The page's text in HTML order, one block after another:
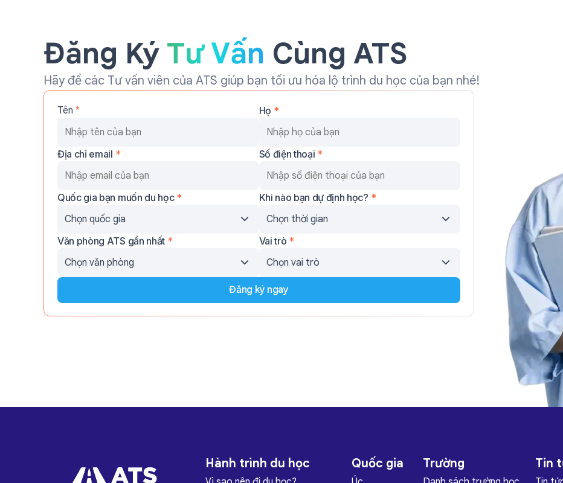
Đăng Ký Tư Vấn Cùng ATS
Hãy để các Tư vấn viên của ATS giúp bạn tối ưu hóa lộ trình du học của bạn nhé!
Tên * Họ *
Địa chỉ email * Số điện thoại *
Quốc gia bạn muốn du học * Khi nào bạn dự định học? *
Văn phòng ATS gần nhất * Vai trò *
Đăng ký ngay
Hành trình du học Quốc gia Trường Tin